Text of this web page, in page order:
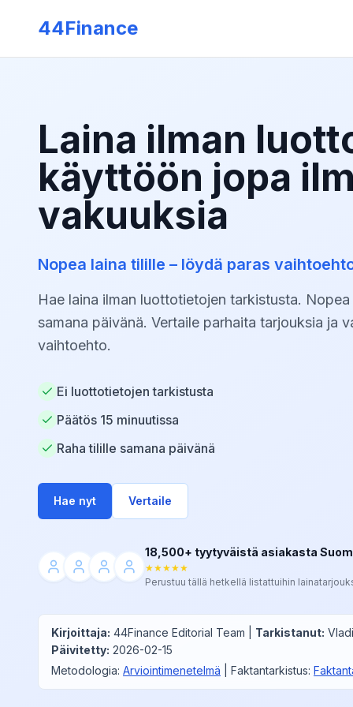
44Finance
→18v
→24h
→Luottotiedottomalle
Maksuhäiriöiselle
Vähimmäisasiakirjat
→
Lainalaskuri
→
Maksuvaralaskuri
→
Asuntolainanlaskuri
→Velkalaskuri
Laina ilman
käyttöön jopa
vakuuksia
Nopea laina tilille – löydä paras
Hae laina ilman luottotietojen tarkistusta.
samana päivänä. Vertaile parhaita tarjouksia ja
vaihtoehto.
Ei luottotietojen tarkistusta
Päätös 15 minuutissa
Raha tilille samana päivänä
Hae nyt Vertaile
18,500+ tyytyväistä asiakasta
★★★★★
Perustuu tällä hetkellä listattuihin
Kirjoittaja: 44Finance Editorial Team Tarkistanut:
Päivitetty: 2026-02-15
Metodologia: Arviointimenetelmä Faktantarkistus: